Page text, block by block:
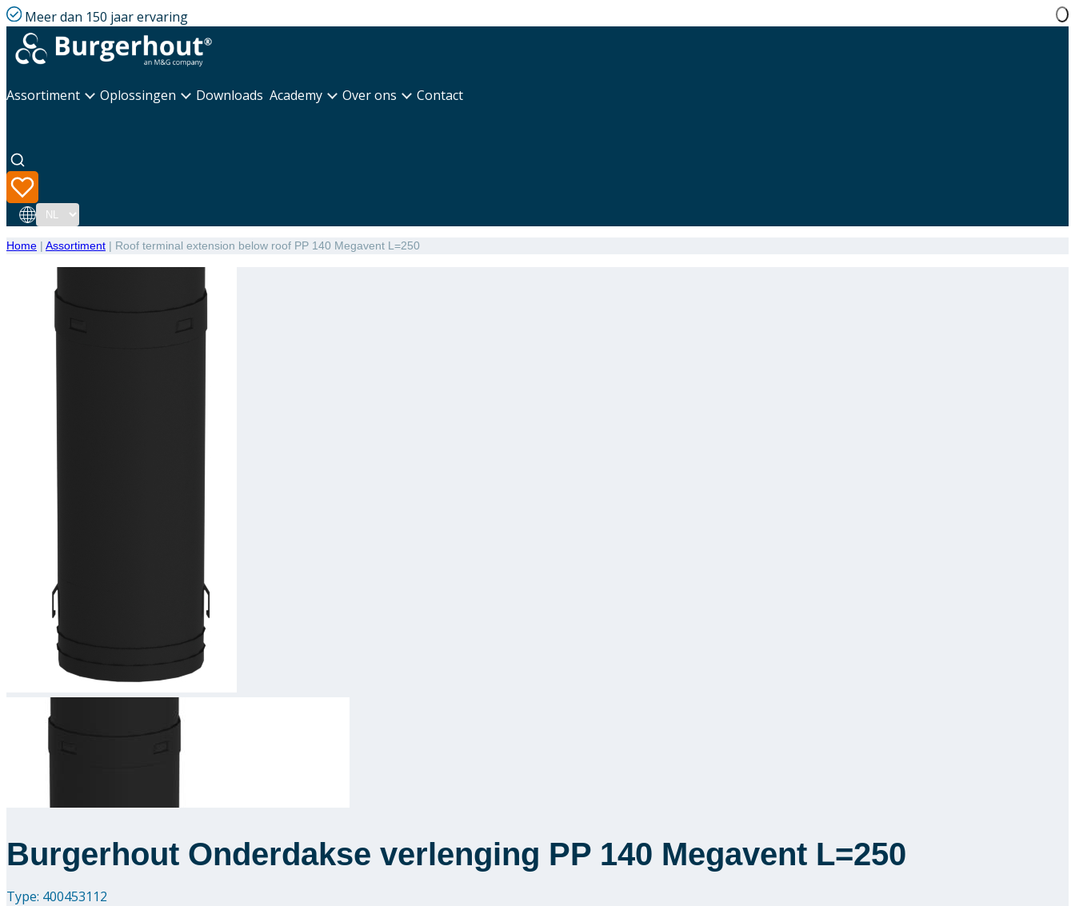
Meer dan 150 jaar ervaring
Assortiment Oplossingen Downloads Academy Over ons Contact
Taal
Home | Assortiment | Roof terminal extension below roof PP 140 Megavent L=250
Burgerhout Onderdakse verlenging PP 140 Megavent L=250
Type: 400453112